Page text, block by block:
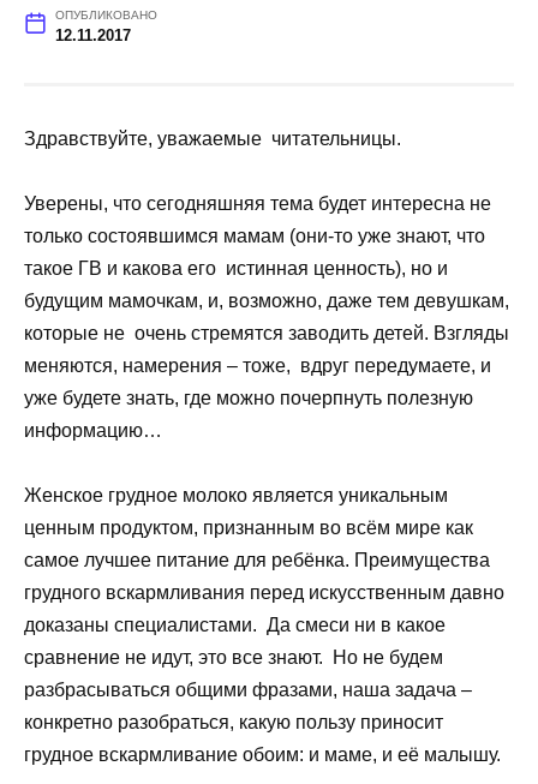
ОПУБЛИКОВАНО
12.11.2017
Здравствуйте, уважаемые читательницы.
Уверены, что сегодняшняя тема будет интересна не
только состоявшимся мамам (они-то уже знают, что
такое ГВ и какова его истинная ценность), но и
будущим мамочкам, и, возможно, даже тем девушкам,
которые не очень стремятся заводить детей. Взгляды
меняются, намерения – тоже, вдруг передумаете, и
уже будете знать, где можно почерпнуть полезную
информацию…
Женское грудное молоко является уникальным
ценным продуктом, признанным во всём мире как
самое лучшее питание для ребёнка. Преимущества
грудного вскармливания перед искусственным давно
доказаны специалистами. Да смеси ни в какое
сравнение не идут, это все знают. Но не будем
разбрасываться общими фразами, наша задача –
конкретно разобраться, какую пользу приносит
грудное вскармливание обоим: и маме, и её малышу.